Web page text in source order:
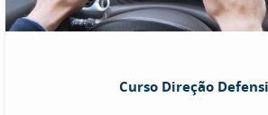
Curso Direção